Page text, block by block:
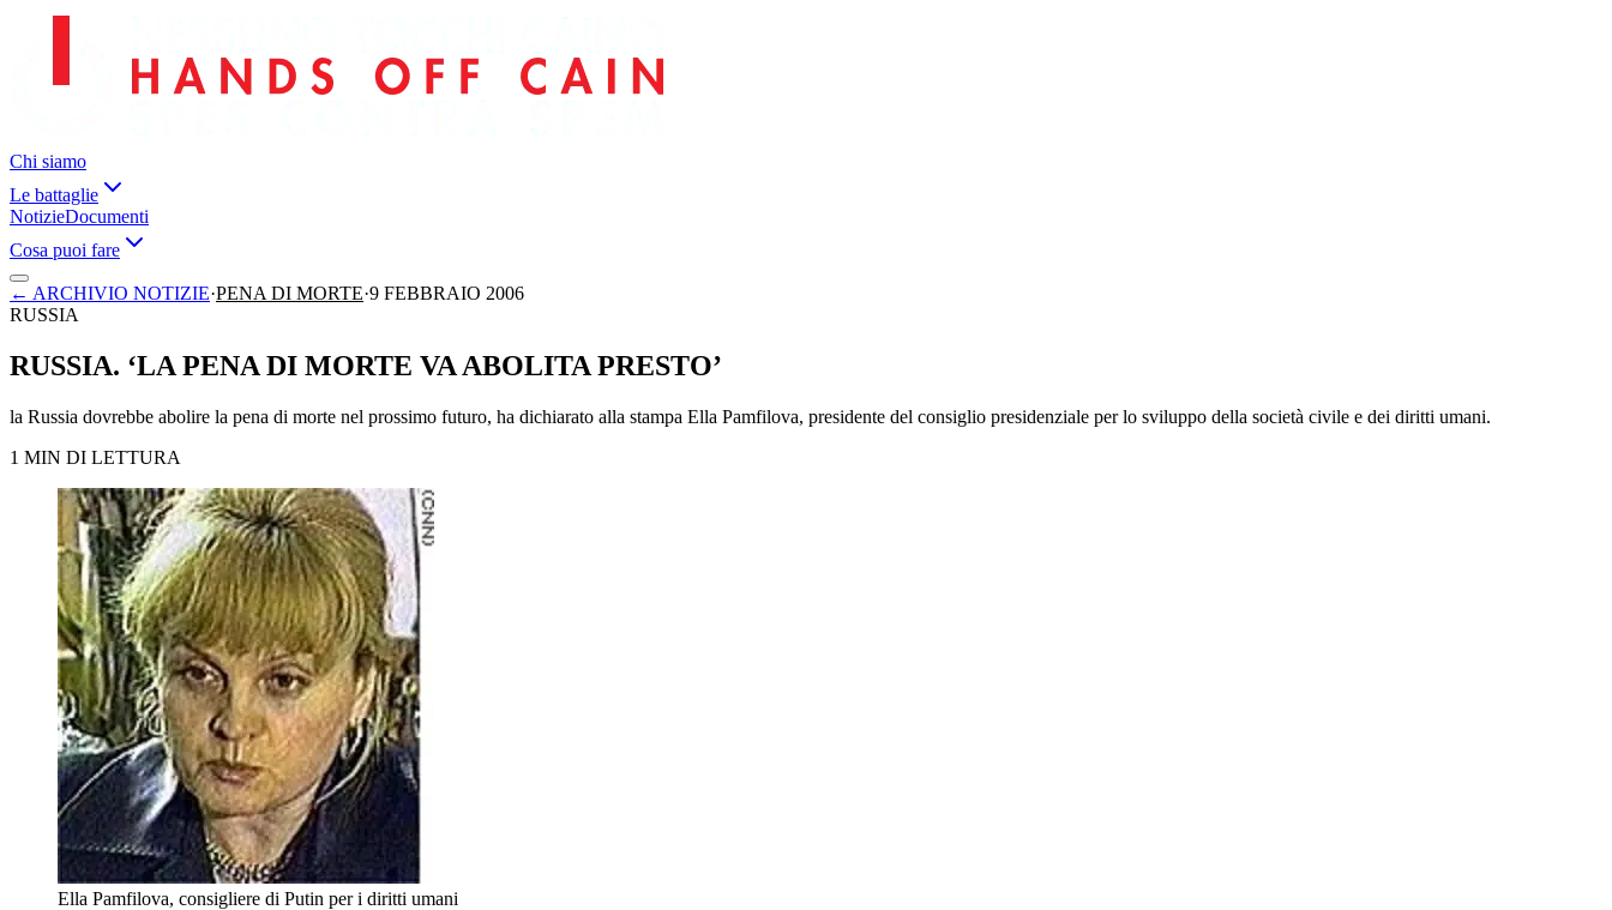
Chi siamo
Le battaglie
NotizieDocumenti
Cosa puoi fare
← ARCHIVIO NOTIZIE·PENA DI MORTE·9 FEBBRAIO 2006
RUSSIA
RUSSIA. ‘LA PENA DI MORTE VA ABOLITA PRESTO’
la Russia dovrebbe abolire la pena di morte nel prossimo futuro, ha dichiarato alla stampa Ella Pamfilova, presidente del consiglio presidenziale per lo sviluppo della società civile e dei diritti umani.
1 MIN DI LETTURA
Ella Pamfilova, consigliere di Putin per i diritti umani